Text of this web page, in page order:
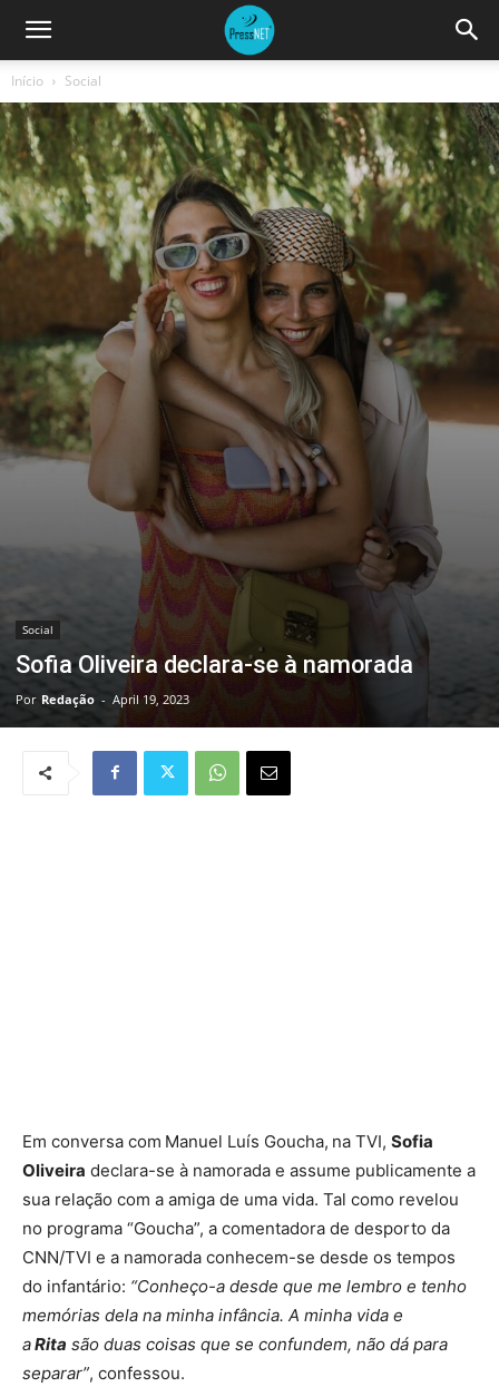
Início Social
Social
Sofia Oliveira declara-se à namorada
Por Redação - April 19, 2023
Em conversa com Manuel Luís Goucha, na TVI, Sofia
Oliveira declara-se à namorada e assume publicamente a
sua relação com a amiga de uma vida. Tal como revelou
no programa “Goucha”, a comentadora de desporto da
CNN/TVI e a namorada conhecem-se desde os tempos
do infantário: “Conheço-a desde que me lembro e tenho
memórias dela na minha infância. A minha vida e
aRita são duas coisas que se confundem, não dá para
separar”, confessou.